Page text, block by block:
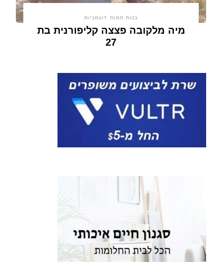
בנות חמות דוגמניות
מיה מלקובה פצצה קליפורנית בת
27